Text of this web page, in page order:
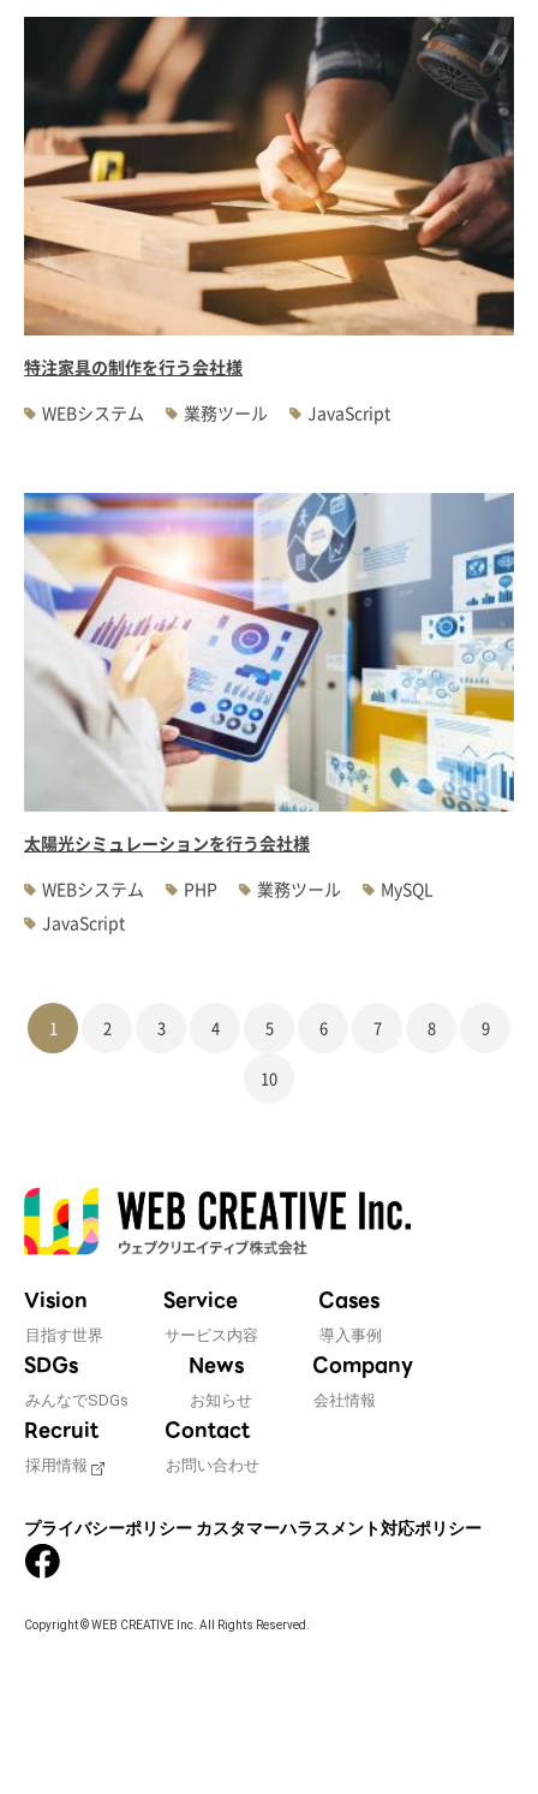
特注家具の制作を行う会社様
WEBシステム
業務ツール JavaScript
太陽光シミュレーションを行う会社様
WEBシステム
PHP 業務ツール
MySQL
JavaScript
1 2 3 4 5 6 7 8 9
10
Vision
目指す世界
Service
サービス内容
Cases
導入事例
SDGs
みんなでSDGs
News
お知らせ
Company
会社情報
Recruit
採用情報
Contact
お問い合わせ
プライバシーポリシー カスタマーハラスメント対応ポリシー
Copyright © WEB CREATIVE Inc. All Rights Reserved.